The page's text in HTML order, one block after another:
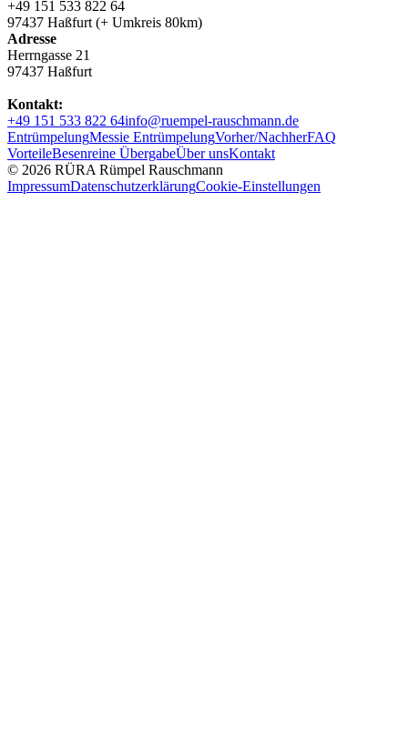
+49 151 533 822 64
97437 Haßfurt (+ Umkreis 80km)
Adresse
Herrngasse 21
97437 Haßfurt
Kontakt:
+49 151 533 822 64info@ruempel-rauschmann.de
EntrümpelungMessie EntrümpelungVorher/NachherFAQ
VorteileBesenreine ÜbergabeÜber unsKontakt
© 2026 RÜRA Rümpel Rauschmann
ImpressumDatenschutzerklärungCookie-Einstellungen